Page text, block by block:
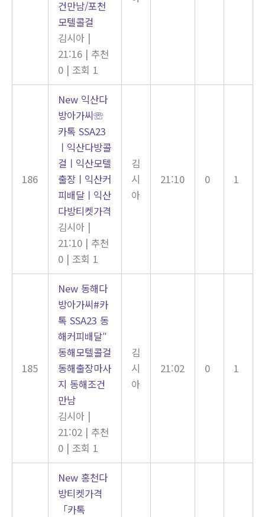
건만남/포천
모텔콜걸
김시아 |
21:16 | 추천
0 | 조회 1
186
New 익산다
방아가씨☏
카톡 SSA23
ㅣ익산다방콜
걸ㅣ익산모텔
출장ㅣ익산커
피배달ㅣ익산
다방티켓가격
김시아 |
21:10 | 추천
0 | 조회 1
김
시
아
21:10 0 1
185
New 동해다
방아가씨#카
톡 SSA23 동
해커피배달″
동해모텔콜걸
동해출장마사
지 동해조건
만남
김시아 |
21:02 | 추천
0 | 조회 1
김
시
아
21:02 0 1
New 홍천다
방티켓가격
「카톡